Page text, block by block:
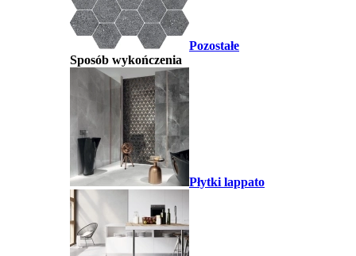
Pozostałe
Sposób wykończenia
Płytki lappato